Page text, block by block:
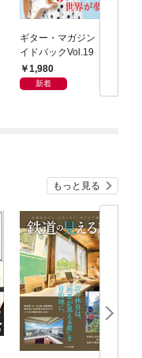
ギター・マガジン・レ
イドバックVol.19
1,980
新着
もっと見る